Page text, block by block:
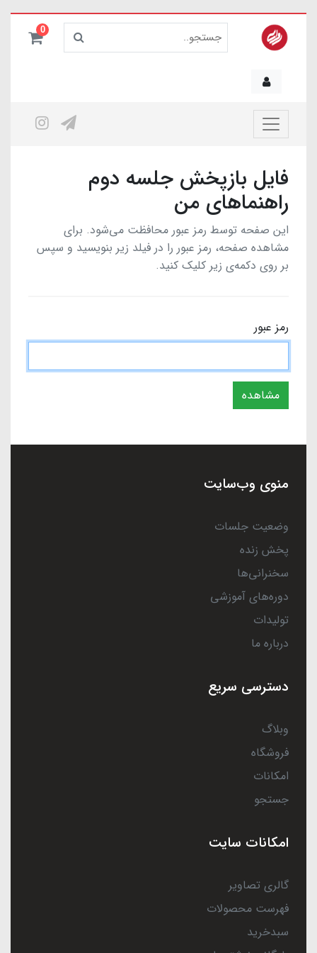
0
فایل بازپخش جلسه دوم
راهنماهای من
این صفحه توسط رمز عبور محافظت می‌شود. برای
مشاهده صفحه، رمز عبور را در فیلد زیر بنویسید و سپس
بر روی دکمه‌ی زیر کلیک کنید.
رمز عبور
مشاهده
منوی وب‌سایت
وضعیت جلسات
پخش زنده
سخنرانی‌ها
دوره‌های آموزشی
تولیدات
درباره ما
دسترسی سریع
وبلاگ
فروشگاه
امکانات
جستجو
امکانات سایت
گالری تصاویر
فهرست محصولات
سبدخرید